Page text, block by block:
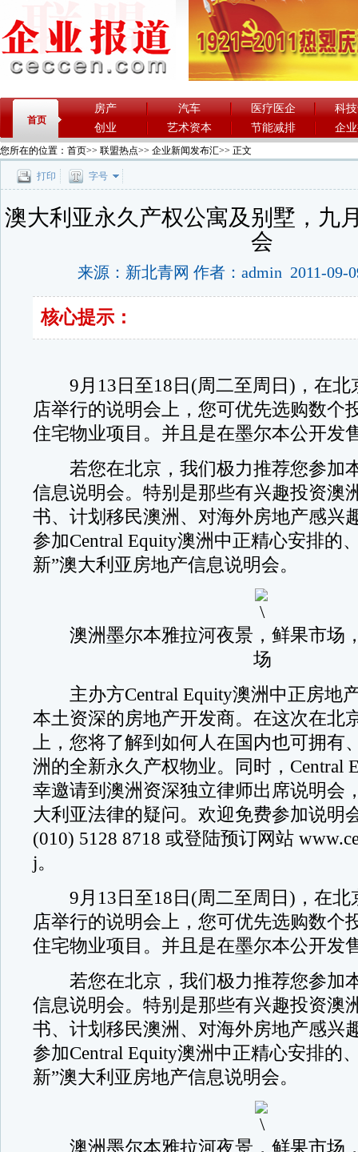
首页
房产 汽车 医疗医企
科
创业
艺术资本 节能减排 企
您所在的位置： 首页>> 联盟热点>> 企业新闻发布汇>> 正文
打印 字号
澳大利亚永久产权公寓及别墅，九
会
来源：新北青网 作者：admin 2011-09-
核心提示：
9月13日至18日(周二至周日)，在北
店举行的说明会上，您可优先选购数个
住宅物业项目。并且是在墨尔本公开发
若您在北京，我们极力推荐您参加
信息说明会。特别是那些有兴趣投资澳
书、计划移民澳洲、对海外房地产感兴
参加Central Equity澳洲中正精心安排的
新”澳大利亚房地产信息说明会。
澳洲墨尔本雅拉河夜景，鲜果市场
场
主办方Central Equity澳洲中正房地
本土资深的房地产开发商。在这次在北
上，您将了解到如何人在国内也可拥有
洲的全新永久产权物业。同时，Central
幸邀请到澳洲资深独立律师出席说明会
大利亚法律的疑问。欢迎免费参加说明
(010) 5128 8718 或登陆预订网站
j。
9月13日至18日(周二至周日)，在北
店举行的说明会上，您可优先选购数个
住宅物业项目。并且是在墨尔本公开发
若您在北京，我们极力推荐您参加
信息说明会。特别是那些有兴趣投资澳
书、计划移民澳洲、对海外房地产感兴
参加Central Equity澳洲中正精心安排的
新”澳大利亚房地产信息说明会。
澳洲墨尔本雅拉河夜景，鲜果市场